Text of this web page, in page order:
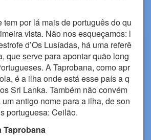
tem por lá mais de português do qu
vista. Não nos esqueçamos: l
d’Os Lusíadas, há uma referê
que serve para apontar quão long
A Taprobana, como apr
é a ilha onde está esse país a q
Sri Lanka. Também não convém
antigo nome para a ilha, de son
portuguesa: Ceilão.
Taprobana